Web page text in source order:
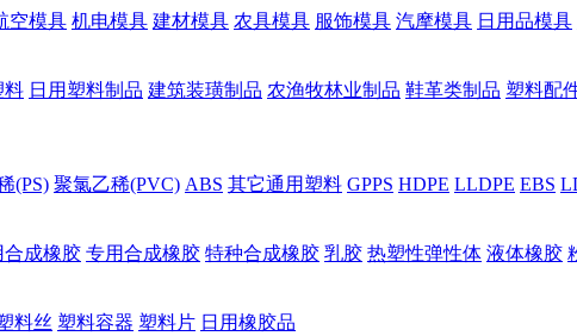
空模具 机电模具 建材模具 农具模具 服饰模具 汽摩模具 日用品模具
料 日用塑料制品 建筑装璜制品 农渔牧林业制品 鞋革类制品 塑料配
(PS) 聚氯乙稀(PVC) ABS 其它通用塑料 GPPS HDPE LLDPE EBS
合成橡胶 专用合成橡胶 特种合成橡胶 乳胶 热塑性弹性体 液体橡胶
料丝 塑料容器 塑料片 日用橡胶品